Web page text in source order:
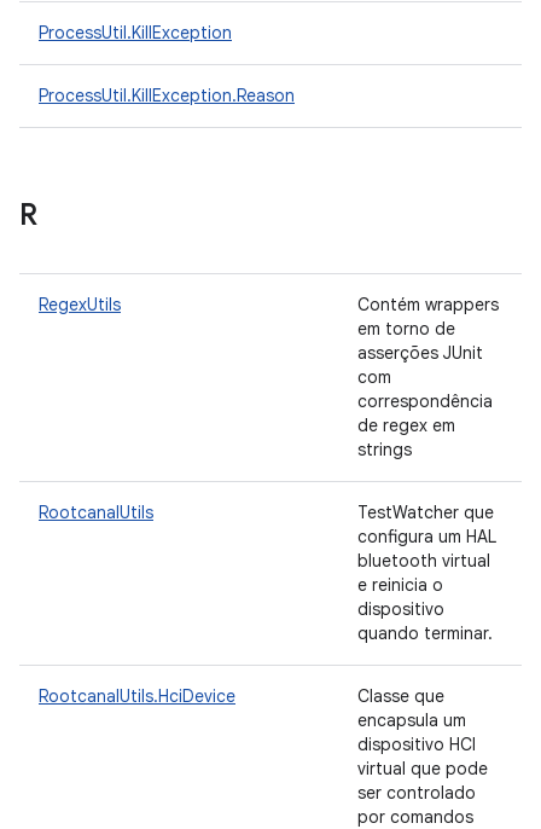
ProcessUtil.KillException
ProcessUtil.KillException.Reason
R
RegexUtils
Contém wrappers
em torno de
asserções JUnit
com
correspondência
de regex em
strings
RootcanalUtils
TestWatcher que
configura um HAL
bluetooth virtual
e reinicia o
dispositivo
quando terminar.
RootcanalUtils.HciDevice
Classe que
encapsula um
dispositivo HCI
virtual que pode
ser controlado
por comandos